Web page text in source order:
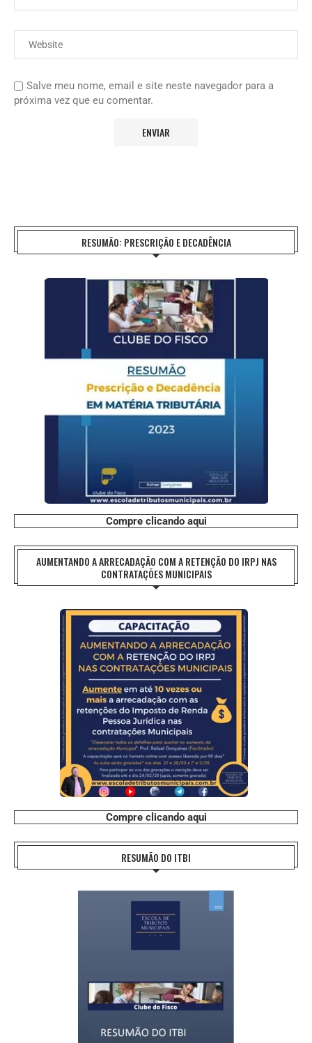
Salve meu nome, email e site neste navegador para a
próxima vez que eu comentar.
RESUMÃO: PRESCRIÇÃO E DECADÊNCIA
Compre clicando aqui
AUMENTANDO A ARRECADAÇÃO COM A RETENÇÃO DO IRPJ NAS
CONTRATAÇÕES MUNICIPAIS
Compre clicando aqui
RESUMÃO DO ITBI